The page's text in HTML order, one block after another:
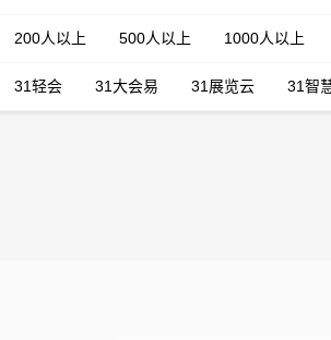
200人以上 500人以上 1000人以上
31轻会 31大会易 31展览云 31智